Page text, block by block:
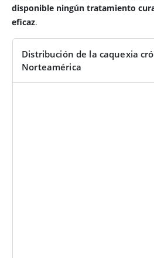
disponible ningún tratamiento
eficaz.
Distribución de la caquexia
Norteamérica